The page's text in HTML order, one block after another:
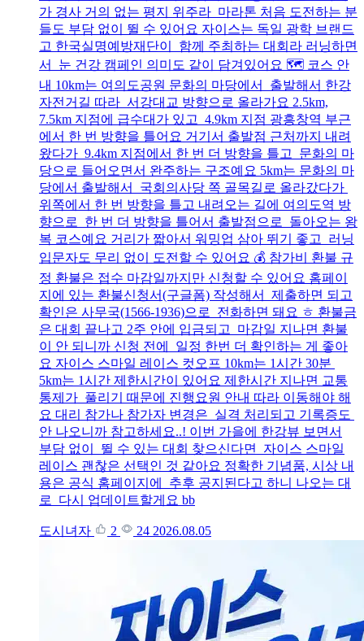
가 경사 거의 없는 평지 위주라 마라톤 처음 도전하는 분
들도 부담 없이 뛸 수 있어요 자이스는 독일 광학 브랜드
고 한국실명예방재단이 함께 주최하는 대회라 러닝하면
서 눈 건강 캠페인 의미도 같이 담겨있어요 🗺️ 코스 안
내 10km는 여의도공원 문화의 마당에서 출발해서 한강
자전거길 따라 서강대교 방향으로 올라가요 2.5km,
7.5km 지점에 급수대가 있고 4.9km 지점 광흥창역 부근
에서 한 번 방향을 틀어요 거기서 출발점 근처까지 내려
왔다가 9.4km 지점에서 한 번 더 방향을 틀고 문화의 마
당으로 들어오면서 완주하는 구조예요 5km는 문화의 마
당에서 출발해서 국회의사당 쪽 골목길로 올라갔다가
위쪽에서 한 번 방향을 틀고 내려오는 길에 여의도역 방
향으로 한 번 더 방향을 틀어서 출발점으로 돌아오는 왕
복 코스예요 거리가 짧아서 워밍업 삼아 뛰기 좋고 러닝
입문자도 무리 없이 도전할 수 있어요 💰 참가비 환불 규
정 환불은 접수 마감일까지만 신청할 수 있어요 홈페이
지에 있는 환불신청서(구글폼) 작성해서 제출하면 되고
확인은 사무국(1566-1936)으로 전화하면 돼요 ㅎ 환불금
은 대회 끝나고 2주 안에 입금되고 마감일 지나면 환불
이 안 되니까 신청 전에 일정 한번 더 확인하는 게 좋아
요 자이스 스마일 레이스 컷오프 10km는 1시간 30분
5km는 1시간 제한시간이 있어요 제한시간 지나면 교통
통제가 풀리기 때문에 진행요원 안내 따라 이동해야 해
요 대리 참가나 참가자 변경은 실격 처리되고 기록증도
안 나오니까 참고하세요..! 이번 가을에 한강뷰 보면서
부담 없이 뛸 수 있는 대회 찾으신다면 자이스 스마일
레이스 괜찮은 선택인 것 같아요 정확한 기념품, 시상 내
용은 공식 홈페이지에 추후 공지된다고 하니 나오는 대
로 다시 업데이트할게요 bb
도시녀자 2 24 2026.08.05